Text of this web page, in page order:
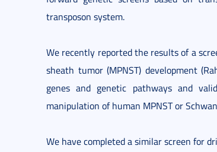
transposon system.
We recently reported the results of a
sheath tumor (MPNST) development
genes and genetic pathways and
manipulation of human MPNST or
We have completed a similar screen for